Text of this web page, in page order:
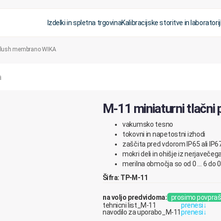
Izdelki in spletna trgovinaKalibracijske storitve in laboratorij
membrano WIKA
M-11 miniaturni tlačni
vakumsko tesno
tokovni in napetostni izhodi
zaščita pred vdorom IP65 ali
mokri deli in ohišje iz
merilna območja so od 0 … 6 do
Šifra: TP-M-11
na voljo predvidoma: prosimo
tehnicni list_M-11
prenesi↓
navodilo za uporabo_M-11prenesi↓